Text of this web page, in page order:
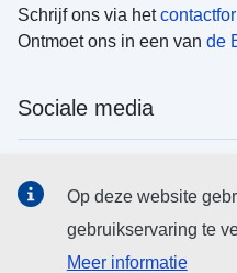
Schrijf ons via het
Ontmoet ons in een van de
Sociale media
EU-instellingen en -
Op deze website
gebruikservaring te
Meer informatie